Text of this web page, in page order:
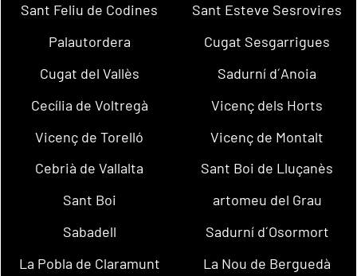
Sant Feliu de Codines
Sant Esteve Sesrovires
Palautordera
Cugat Sesgarrigues
Cugat del Vallès
Sadurní d´Anoia
Cecília de Voltregà
Vicenç dels Horts
Vicenç de Torelló
Vicenç de Montalt
Cebrià de Vallalta
Sant Boi de Lluçanès
Sant Boi
artomeu del Grau
Sabadell
Sadurní d´Osormort
La Pobla de Claramunt
La Nou de Berguedà